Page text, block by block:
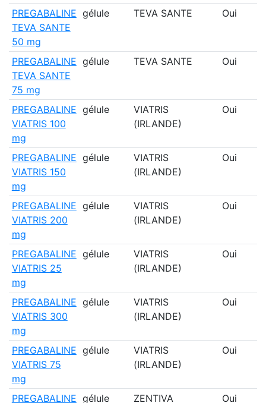
PREGABALINE
TEVA SANTE
50 mg
gélule TEVA SANTE Oui
PREGABALINE
TEVA SANTE
75 mg
gélule TEVA SANTE Oui
PREGABALINE
VIATRIS 100
mg
gélule
VIATRIS
(IRLANDE)
Oui
PREGABALINE
VIATRIS 150
mg
gélule
VIATRIS
(IRLANDE)
Oui
PREGABALINE
VIATRIS 200
mg
gélule
VIATRIS
(IRLANDE)
Oui
PREGABALINE
VIATRIS 25
mg
gélule
VIATRIS
(IRLANDE)
Oui
PREGABALINE
VIATRIS 300
mg
gélule
VIATRIS
(IRLANDE)
Oui
PREGABALINE
VIATRIS 75
mg
gélule
VIATRIS
(IRLANDE)
Oui
PREGABALINE gélule
ZENTIVA
Oui